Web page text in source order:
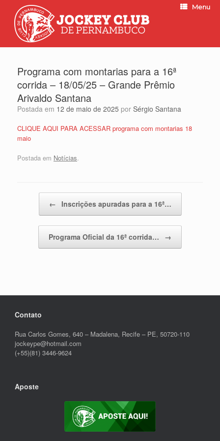
Menu
Programa com montarias para a 16ª
corrida – 18/05/25 – Grande Prêmio
Arivaldo Santana
Postada em 12 de maio de 2025 por Sérgio Santana
CLIQUE AQUI PARA ACESSAR programa com montarias 18
maio
Postada em Notícias.
← Inscrições apuradas para a 16ª…
Programa Oficial da 16ª corrida… →
Contato
Rua Carlos Gomes, 640 – Madalena, Recife – PE, 50720-110
jockeype@hotmail.com
(+55)(81) 3446-9624
Aposte